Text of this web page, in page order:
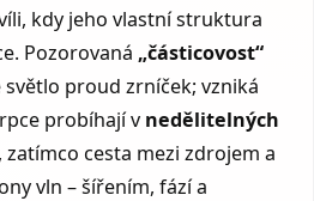
kdy jeho vlastní struktura
Pozorovaná „částicovost“
proud zrníček; vzniká
probíhají v nedělitelných
zatímco cesta mezi zdrojem a
vln – šířením, fází a